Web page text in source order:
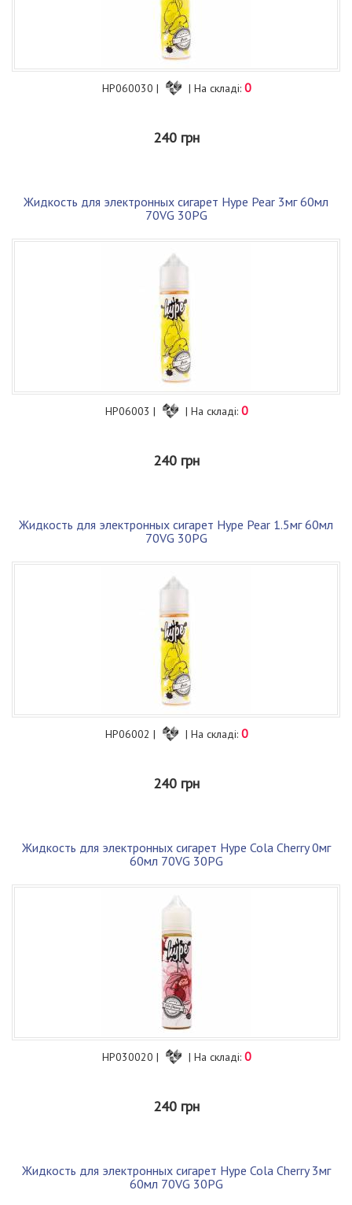
HP060030 | | На складі: 0
240 грн
Жидкость для электронных сигарет Hype Pear 3мг 60мл
70VG 30PG
HP06003 | | На складі: 0
240 грн
Жидкость для электронных сигарет Hype Pear 1.5мг 60мл
70VG 30PG
HP06002 | | На складі: 0
240 грн
Жидкость для электронных сигарет Hype Cola Cherry 0мг
60мл 70VG 30PG
HP030020 | | На складі: 0
240 грн
Жидкость для электронных сигарет Hype Cola Cherry 3мг
60мл 70VG 30PG